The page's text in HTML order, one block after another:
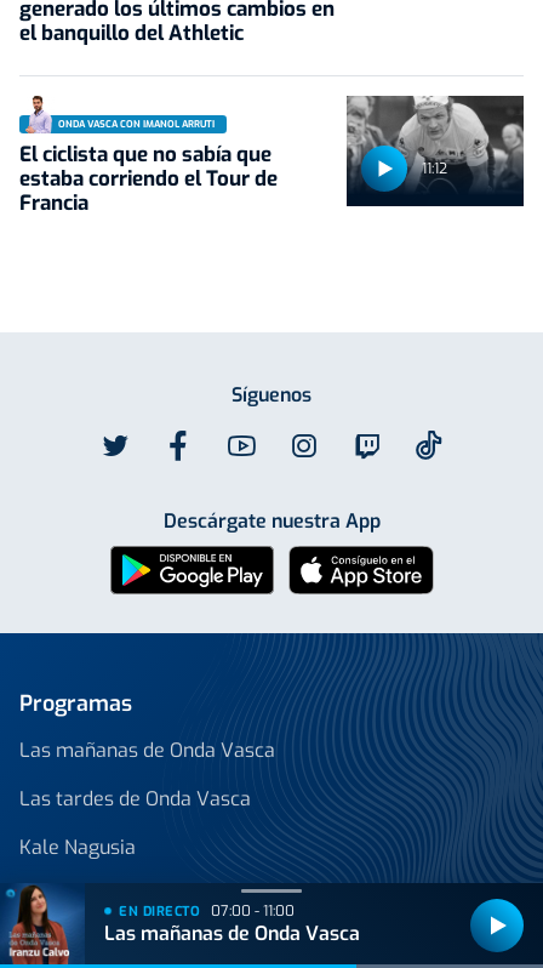
generado los últimos cambios en
el banquillo del Athletic
11:12
ONDA VASCA CON IMANOL ARRUTI
El ciclista que no sabía que
estaba corriendo el Tour de
Francia
Síguenos
Descárgate nuestra App
Programas
Las mañanas de Onda Vasca
Las tardes de Onda Vasca
Kale Nagusia
Onda Vasca con José Manuel Monje
Onda Vasca con Juanjo Lusa y Samu Valcárcel
EN DIRECTO 07:00 - 11:00
Las mañanas de Onda Vasca